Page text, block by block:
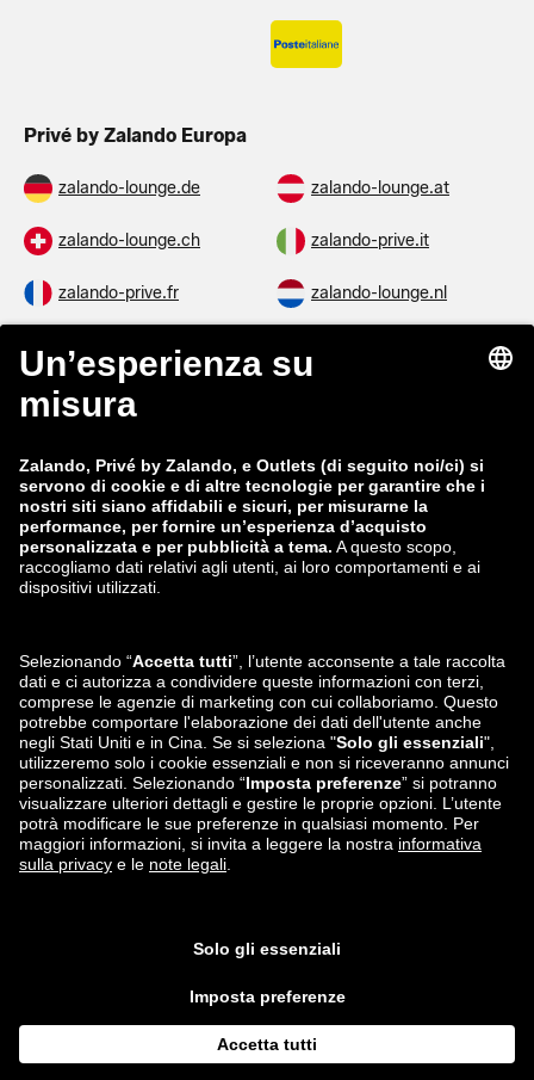
Privé by Zalando Europa
zalando-lounge.de zalando-lounge.at
zalando-lounge.ch zalando-prive.it
zalando-prive.fr zalando-lounge.nl
zalando-lounge.be
zalando-lounge.fi
zalando-prive.es zalando-lounge.cz
zalando-lounge.lt zalando-lounge.sk
zalando-lounge.si zalando-lounge.hu
zalando-lounge.lu zalando-lounge.ee
zalando-lounge.lv zalando-lounge.no
Seguici su
prezzo di vendita consigliato.